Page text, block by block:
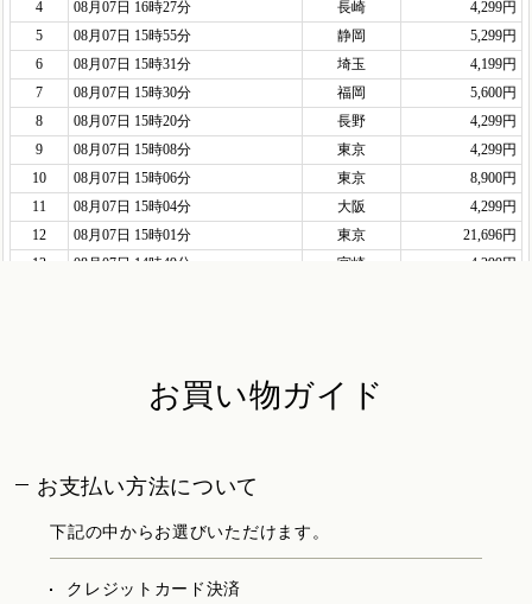
お買い物ガイド
お支払い方法について
下記の中からお選びいただけます。
クレジットカード決済